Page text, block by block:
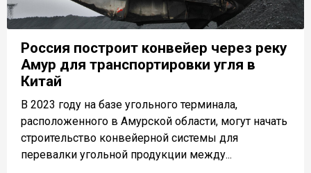
Россия построит конвейер через реку
Амур для транспортировки угля в
Китай
В 2023 году на базе угольного терминала,
расположенного в Амурской области, могут начать
строительство конвейерной системы для
перевалки угольной продукции между...